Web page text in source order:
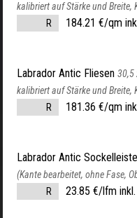
kalibriert auf Stärke und Breite,
R
184.21 €/qm
Labrador Antic Fliesen 30,5
kalibriert auf Stärke und Breite,
R
181.36 €/qm
Labrador Antic
(Kante bearbeitet, ohne Fase,
R
23.85 €/lfm